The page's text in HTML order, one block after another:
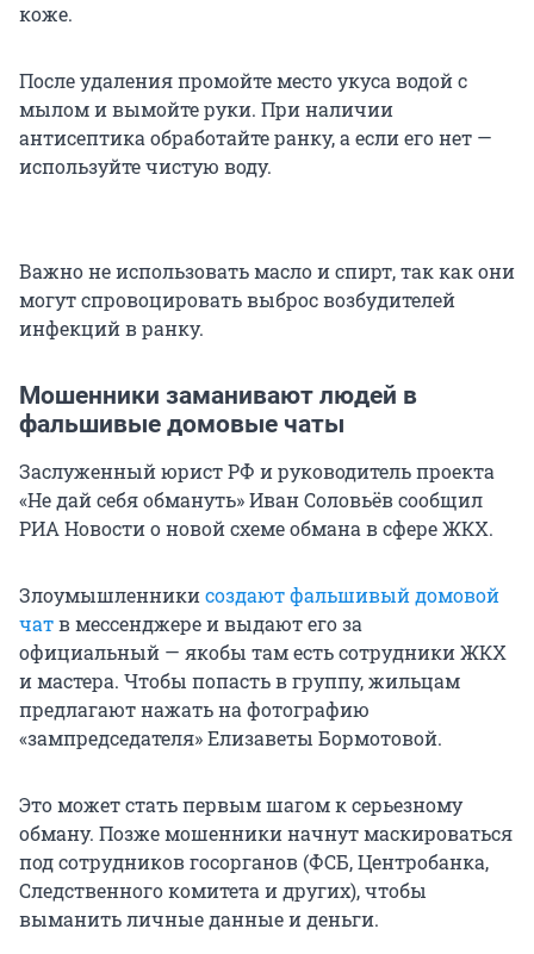
коже.
После удаления промойте место укуса водой с
мылом и вымойте руки. При наличии
антисептика обработайте ранку, а если его нет —
используйте чистую воду.
Важно не использовать масло и спирт, так как они
могут спровоцировать выброс возбудителей
инфекций в ранку.
Мошенники заманивают людей в
фальшивые домовые чаты
Заслуженный юрист РФ и руководитель проекта
«Не дай себя обмануть» Иван Соловьёв сообщил
РИА Новости о новой схеме обмана в сфере ЖКХ.
Злоумышленникисоздают фальшивый домовой
чатв мессенджере и выдают его за
официальный — якобы там есть сотрудники ЖКХ
и мастера. Чтобы попасть в группу, жильцам
предлагают нажать на фотографию
«зампредседателя» Елизаветы Бормотовой.
Это может стать первым шагом к серьезному
обману. Позже мошенники начнут маскироваться
под сотрудников госорганов (ФСБ, Центробанка,
Следственного комитета и других), чтобы
выманить личные данные и деньги.